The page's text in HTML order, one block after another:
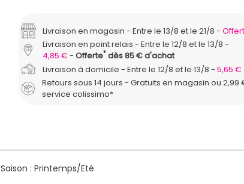
Livraison en magasin Entre le 13/8 et le 21/8
Livraison en point relais
Entre le 12/8 et le 13/8
4,85 €
Offerte*dès 85 € d'achat
Livraison à domicile
Entre le 12/8 et le 13/8
5,65 €
Retours sous 14 jours - Gratuits en magasin ou 2,99
service colissimo*
Saison : Printemps/Eté